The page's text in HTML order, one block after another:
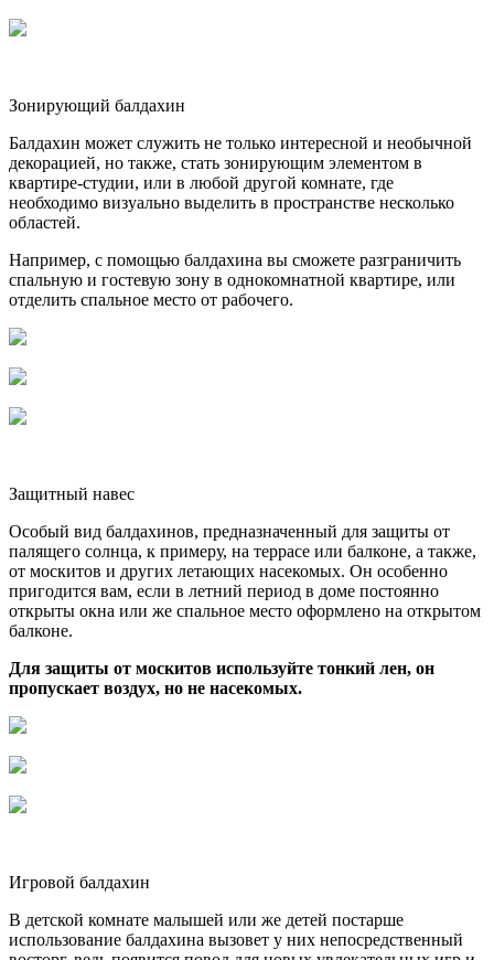
Зонирующий балдахин
Балдахин может служить не только интересной и необычной
декорацией, но также, стать зонирующим элементом в
квартире-студии, или в любой другой комнате, где
необходимо визуально выделить в пространстве несколько
областей.
Например, с помощью балдахина вы сможете разграничить
спальную и гостевую зону в однокомнатной квартире, или
отделить спальное место от рабочего.
Защитный навес
Особый вид балдахинов, предназначенный для защиты от
палящего солнца, к примеру, на террасе или балконе, а также,
от москитов и других летающих насекомых. Он особенно
пригодится вам, если в летний период в доме постоянно
открыты окна или же спальное место оформлено на открытом
балконе.
Для защиты от москитов используйте тонкий лен, он
пропускает воздух, но не насекомых.
Игровой балдахин
В детской комнате малышей или же детей постарше
использование балдахина вызовет у них непосредственный